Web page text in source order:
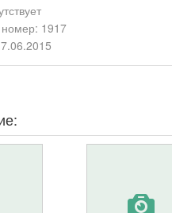
1917